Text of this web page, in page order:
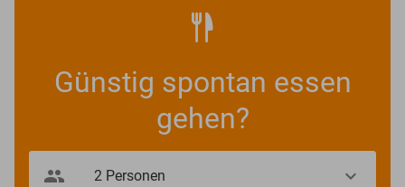
Günstig spontan essen
gehen?